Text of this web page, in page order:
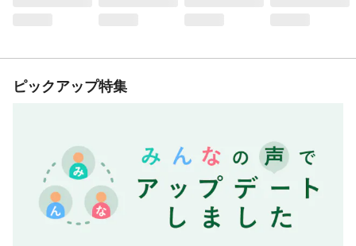
ピックアップ特集